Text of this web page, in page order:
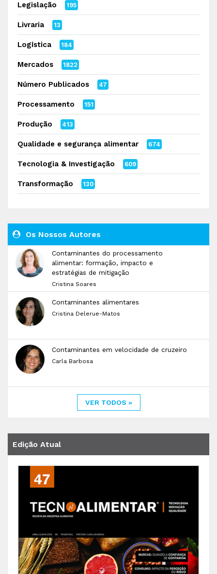
Legislação 195
Livraria 13
Logística 184
Mercados 1822
Número Publicados 47
Processamento 151
Produção 413
Qualidade e segurança alimentar 674
Tecnologia & Investigação 609
Transformação 130
Os Nossos Autores
Contaminantes do processamento
alimentar: formação, impacto e
estratégias de mitigação
Cristina Soares
Contaminantes alimentares
Cristina Delerue-Matos
Contaminantes em velocidade de cruzeiro
Carla Barbosa
VER TODOS »
Edição Atual